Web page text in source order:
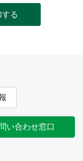
る
い合わせ窓口